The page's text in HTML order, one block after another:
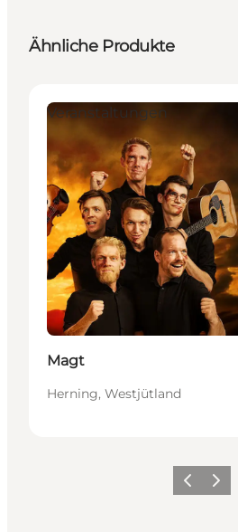
Ähnliche Produkte
Veranstaltungen
Magt
Herning, Westjütland
ZurückWeiter